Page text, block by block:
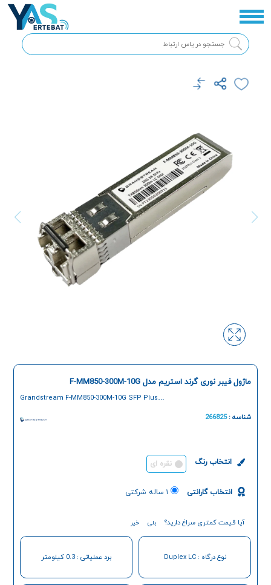
ماژول فیبر نوری گرند استریم مدل F-MM850-300M-10G
Grandstream F-MM850-300M-10G SFP Plus
شناسه :266825
انتخاب رنگ نقره ای
انتخاب گارانتی ۱ ساله شرکتی
آیا قیمت کمتری سراغ دارید؟ بلی خیر
نوع درگاه : Duplex LC برد عملیاتی : 0.3 کیلومتر